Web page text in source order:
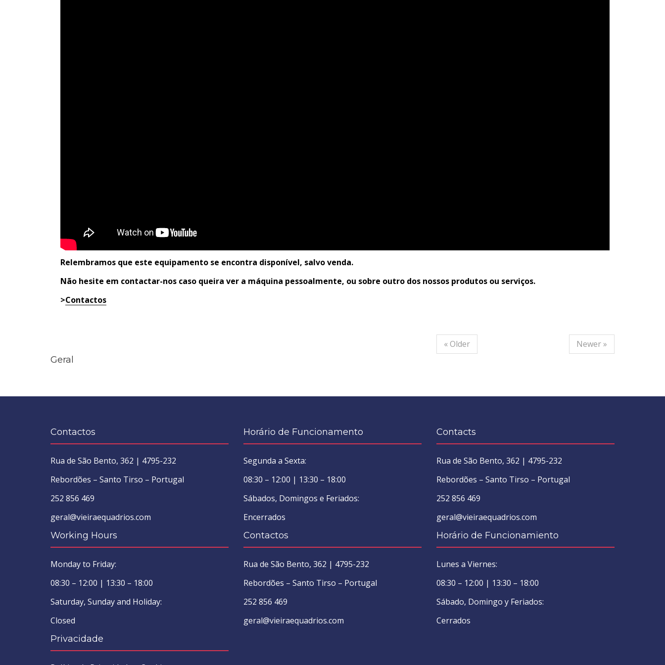
Relembramos que este equipamento se encontra disponível, salvo venda.
Não hesite em contactar-nos caso queira ver a máquina pessoalmente, ou sobre outro dos nossos produtos ou serviços.
>Contactos
« Older
Newer »
Geral
Contactos
Rua de São Bento, 362 | 4795-232
Rebordões – Santo Tirso – Portugal
252 856 469
geral@vieiraequadrios.com
Horário de Funcionamento
Segunda a Sexta:
08:30 – 12:00 | 13:30 – 18:00
Sábados, Domingos e Feriados:
Encerrados
Contacts
Rua de São Bento, 362 | 4795-232
Rebordões – Santo Tirso – Portugal
252 856 469
geral@vieiraequadrios.com
Working Hours
Monday to Friday:
08:30 – 12:00 | 13:30 – 18:00
Saturday, Sunday and Holiday:
Closed
Contactos
Rua de São Bento, 362 | 4795-232
Rebordões – Santo Tirso – Portugal
252 856 469
geral@vieiraequadrios.com
Horário de Funcionamiento
Lunes a Viernes:
08:30 – 12:00 | 13:30 – 18:00
Sábado, Domingo y Feriados:
Cerrados
Privacidade